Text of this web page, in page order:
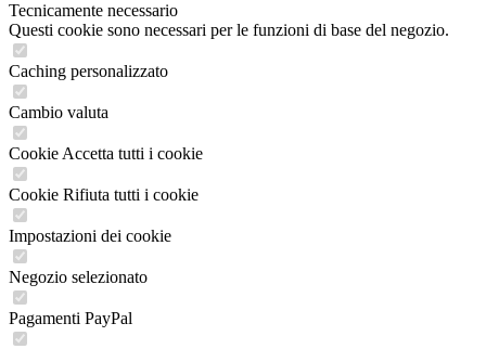
Tecnicamente necessario
Questi cookie sono necessari per le funzioni di base del negozio.
Caching personalizzato
Cambio valuta
Cookie Accetta tutti i cookie
Cookie Rifiuta tutti i cookie
Impostazioni dei cookie
Negozio selezionato
Pagamenti PayPal